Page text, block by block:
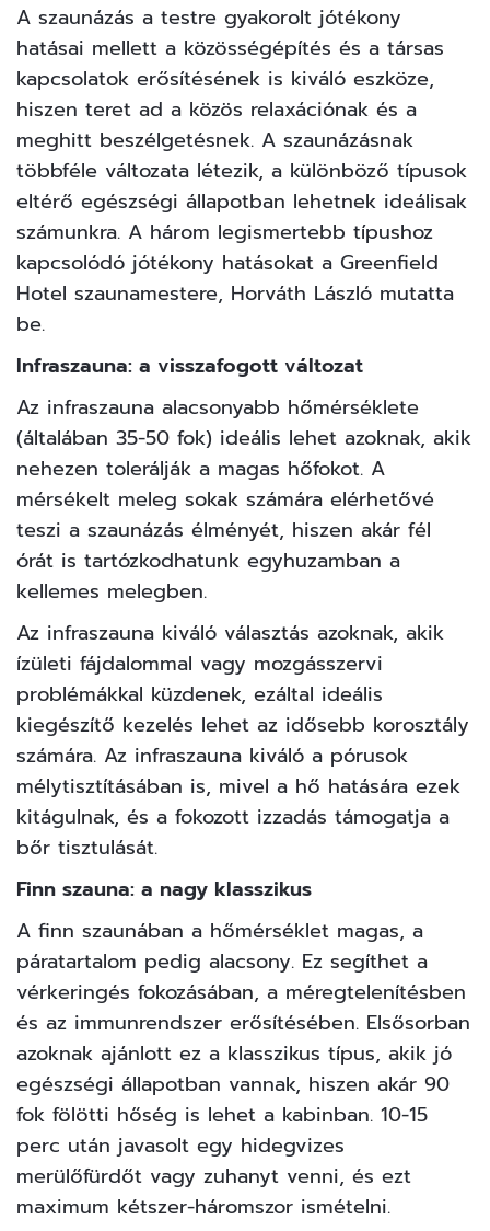
A szaunázás a testre gyakorolt jótékony
hatásai mellett a közösségépítés és a társas
kapcsolatok erősítésének is kiváló eszköze,
hiszen teret ad a közös relaxációnak és a
meghitt beszélgetésnek. A szaunázásnak
többféle változata létezik, a különböző típusok
eltérő egészségi állapotban lehetnek ideálisak
számunkra. A három legismertebb típushoz
kapcsolódó jótékony hatásokat a Greenfield
Hotel szaunamestere, Horváth László mutatta
be.
Infraszauna: a visszafogott változat
Az infraszauna alacsonyabb hőmérséklete
(általában 35-50 fok) ideális lehet azoknak, akik
nehezen tolerálják a magas hőfokot. A
mérsékelt meleg sokak számára elérhetővé
teszi a szaunázás élményét, hiszen akár fél
órát is tartózkodhatunk egyhuzamban a
kellemes melegben.
Az infraszauna kiváló választás azoknak, akik
ízületi fájdalommal vagy mozgásszervi
problémákkal küzdenek, ezáltal ideális
kiegészítő kezelés lehet az idősebb korosztály
számára. Az infraszauna kiváló a pórusok
mélytisztításában is, mivel a hő hatására ezek
kitágulnak, és a fokozott izzadás támogatja a
bőr tisztulását.
Finn szauna: a nagy klasszikus
A finn szaunában a hőmérséklet magas, a
páratartalom pedig alacsony. Ez segíthet a
vérkeringés fokozásában, a méregtelenítésben
és az immunrendszer erősítésében. Elsősorban
azoknak ajánlott ez a klasszikus típus, akik jó
egészségi állapotban vannak, hiszen akár 90
fok fölötti hőség is lehet a kabinban. 10-15
perc után javasolt egy hidegvizes
merülőfürdőt vagy zuhanyt venni, és ezt
maximum kétszer-háromszor ismételni.